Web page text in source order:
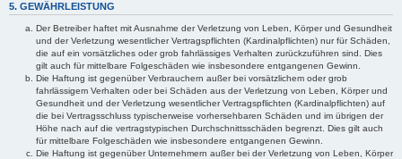
5. GEWÄHRLEISTUNG
Der Betreiber haftet mit Ausnahme der Verletzung von Leben, Körper und Gesundheit
und der Verletzung wesentlicher Vertragspflichten (Kardinalpflichten) nur für Schäden,
die auf ein vorsätzliches oder grob fahrlässiges Verhalten zurückzuführen sind. Dies
gilt auch für mittelbare Folgeschäden wie insbesondere entgangenen Gewinn.
Die Haftung ist gegenüber Verbrauchern außer bei vorsätzlichem oder grob
fahrlässigem Verhalten oder bei Schäden aus der Verletzung von Leben, Körper und
Gesundheit und der Verletzung wesentlicher Vertragspflichten (Kardinalpflichten) auf
die bei Vertragsschluss typischerweise vorhersehbaren Schäden und im übrigen der
Höhe nach auf die vertragstypischen Durchschnittsschäden begrenzt. Dies gilt auch
für mittelbare Folgeschäden wie insbesondere entgangenen Gewinn.
Die Haftung ist gegenüber Unternehmern außer bei der Verletzung von Leben, Körper